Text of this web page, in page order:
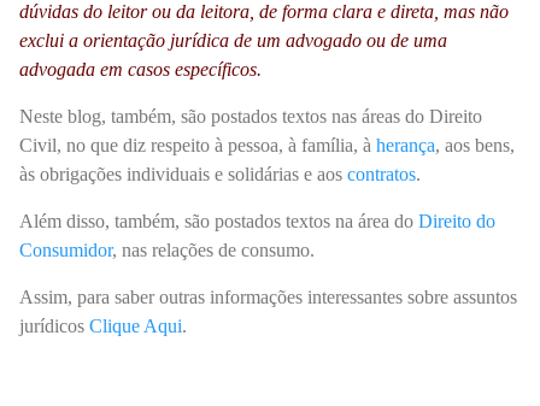
dúvidas do leitor ou da leitora, de forma clara e direta, mas não
exclui a orientação jurídica de um advogado ou de uma
advogada em casos específicos.
Neste blog, também, são postados textos nas áreas do Direito
Civil, no que diz respeito à pessoa, à família, à herança, aos bens,
às obrigações individuais e solidárias e aos contratos.
Além disso, também, são postados textos na área do Direito do
Consumidor, nas relações de consumo.
Assim, para saber outras informações interessantes sobre assuntos
jurídicos Clique Aqui.